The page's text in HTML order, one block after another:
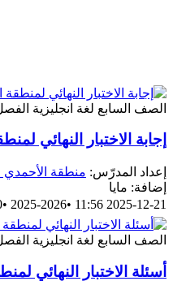
الصف السابع لغة انجليزية
إجابة الاختبار النهائي
إعداد المدرّس: منطقة الأحمدي
إضافة: مايا
2025-12-21 11:56
•
2025-2026
•
الصف السابع لغة انجليزية
أسئلة الاختبار النهائي